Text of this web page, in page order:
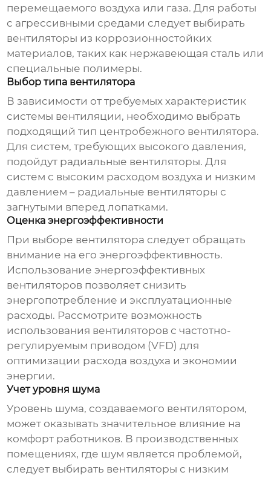
перемещаемого воздуха или газа. Для работы
с агрессивными средами следует выбирать
вентиляторы из коррозионностойких
материалов, таких как нержавеющая сталь или
специальные полимеры.
Выбор типа вентилятора
В зависимости от требуемых характеристик
системы вентиляции, необходимо выбрать
подходящий тип центробежного вентилятора.
Для систем, требующих высокого давления,
подойдут радиальные вентиляторы. Для
систем с высоким расходом воздуха и низким
давлением – радиальные вентиляторы с
загнутыми вперед лопатками.
Оценка энергоэффективности
При выборе вентилятора следует обращать
внимание на его энергоэффективность.
Использование энергоэффективных
вентиляторов позволяет снизить
энергопотребление и эксплуатационные
расходы. Рассмотрите возможность
использования вентиляторов с частотно-
регулируемым приводом (VFD) для
оптимизации расхода воздуха и экономии
энергии.
Учет уровня шума
Уровень шума, создаваемого вентилятором,
может оказывать значительное влияние на
комфорт работников. В производственных
помещениях, где шум является проблемой,
следует выбирать вентиляторы с низким